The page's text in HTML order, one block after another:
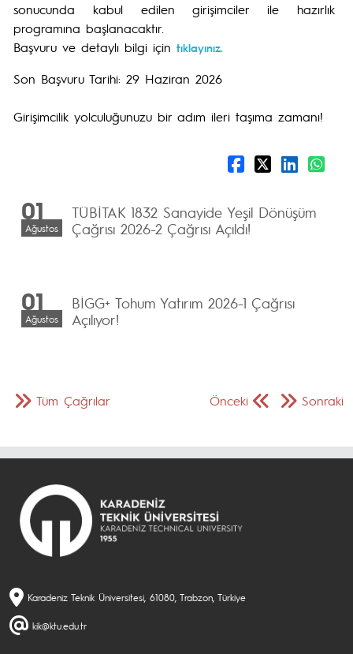
sonucunda kabul edilen girişimciler ile hazırlık
programına başlanacaktır.
Başvuru ve detaylı bilgi için tıklayınız.
Son Başvuru Tarihi: 29 Haziran 2026
Girişimcilik yolculuğunuzu bir adım ileri taşıma zamanı!
01
Ağustos
TÜBİTAK 1832 Sanayide Yeşil Dönüşüm
Çağrısı 2026-2 Çağrısı Açıldı!
01
Ağustos
BİGG+ Tohum Yatırım 2026-1 Çağrısı
Açılıyor!
Önceki Sonraki
Tüm Çağrılar
Karadeniz Teknik Üniversitesi, 61080, Trabzon, Türkiye
kik@ktu.edu.tr